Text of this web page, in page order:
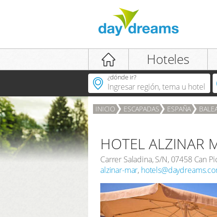
iniciar sesión
INICIAR SESIÓN
Hoteles
¿dónde ir?
INICIO ESCAPADAS ESPAÑA
HOTEL ALZINAR
Carrer Saladina, S/N, 07458 Can
alzinar-mar,